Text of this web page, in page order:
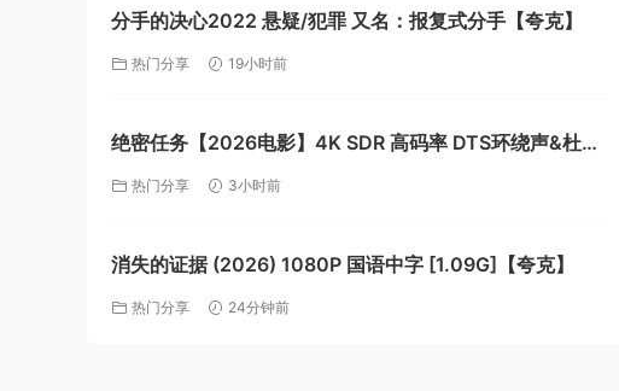
分手的决心2022 悬疑/犯罪 又名：报复式分手【夸克】
热门分享 19小时前
绝密任务【2026电影】4K SDR 高码率 DTS环绕声&杜比
环绕声【纯净】【夸克】
热门分享 3小时前
消失的证据 (2026) 1080P 国语中字 [1.09G]【夸克】
热门分享 24分钟前